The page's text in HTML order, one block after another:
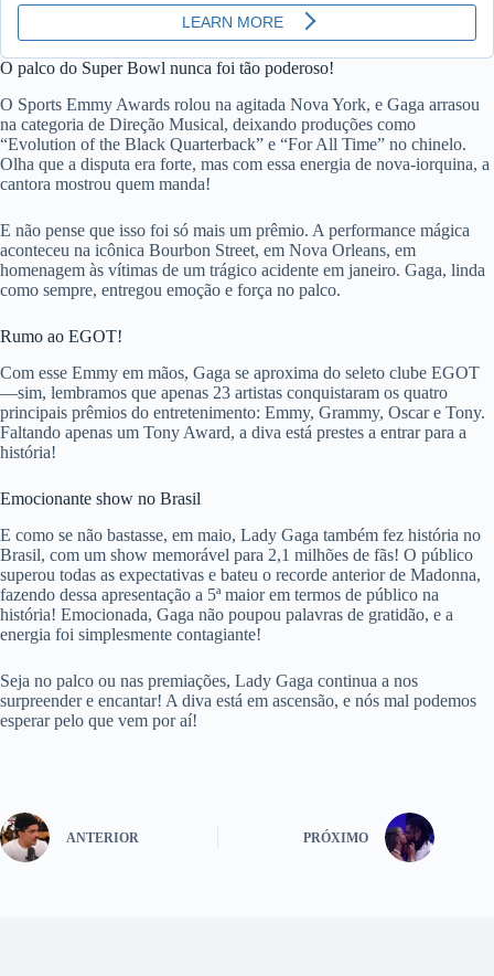
O palco do Super Bowl nunca foi tão poderoso!
O Sports Emmy Awards rolou na agitada Nova York, e Gaga arrasou
na categoria de Direção Musical, deixando produções como
“Evolution of the Black Quarterback” e “For All Time” no chinelo.
Olha que a disputa era forte, mas com essa energia de nova-iorquina, a
cantora mostrou quem manda!
E não pense que isso foi só mais um prêmio. A performance mágica
aconteceu na icônica Bourbon Street, em Nova Orleans, em
homenagem às vítimas de um trágico acidente em janeiro. Gaga, linda
como sempre, entregou emoção e força no palco.
Rumo ao EGOT!
Com esse Emmy em mãos, Gaga se aproxima do seleto clube EGOT
—sim, lembramos que apenas 23 artistas conquistaram os quatro
principais prêmios do entretenimento: Emmy, Grammy, Oscar e Tony.
Faltando apenas um Tony Award, a diva está prestes a entrar para a
história!
Emocionante show no Brasil
E como se não bastasse, em maio, Lady Gaga também fez história no
Brasil, com um show memorável para 2,1 milhões de fãs! O público
superou todas as expectativas e bateu o recorde anterior de Madonna,
fazendo dessa apresentação a 5ª maior em termos de público na
história! Emocionada, Gaga não poupou palavras de gratidão, e a
energia foi simplesmente contagiante!
Seja no palco ou nas premiações, Lady Gaga continua a nos
surpreender e encantar! A diva está em ascensão, e nós mal podemos
esperar pelo que vem por aí!
ANTERIOR PRÓXIMO